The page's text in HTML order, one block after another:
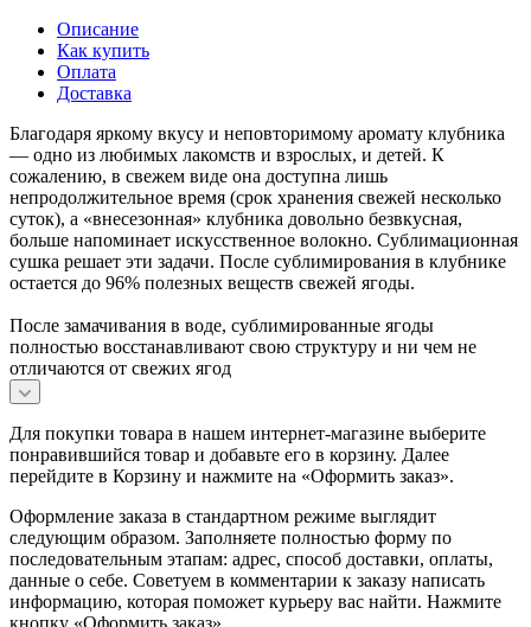
Описание
Как купить
Оплата
Доставка
Благодаря яркому вкусу и неповторимому аромату клубника
— одно из любимых лакомств и взрослых, и детей. К
сожалению, в свежем виде она доступна лишь
непродолжительное время (срок хранения свежей несколько
суток), а «внесезонная» клубника довольно безвкусная,
больше напоминает искусственное волокно. Сублимационная
сушка решает эти задачи. После сублимирования в клубнике
остается до 96% полезных веществ свежей ягоды.
После замачивания в воде, сублимированные ягоды
полностью восстанавливают свою структуру и ни чем не
отличаются от свежих ягод
Для покупки товара в нашем интернет-магазине выберите
понравившийся товар и добавьте его в корзину. Далее
перейдите в Корзину и нажмите на «Оформить заказ».
Оформление заказа в стандартном режиме выглядит
следующим образом. Заполняете полностью форму по
последовательным этапам: адрес, способ доставки, оплаты,
данные о себе. Советуем в комментарии к заказу написать
информацию, которая поможет курьеру вас найти. Нажмите
кнопку «Оформить заказ».